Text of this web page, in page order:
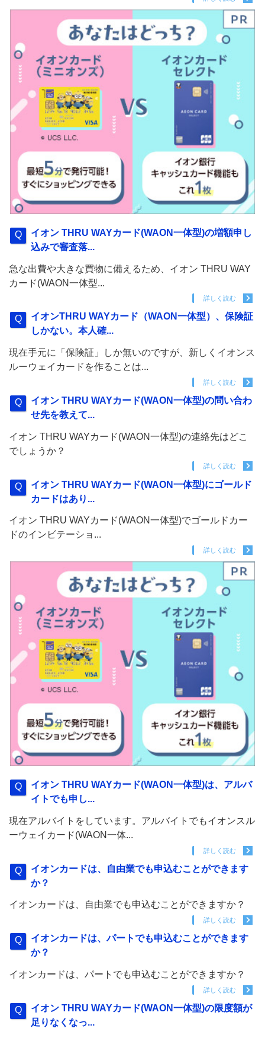
イオン THRU WAYカード(WAON一体型)の増額申し
込みで審査落...
急な出費や大きな買物に備えるため、イオン THRU WAY
カード(WAON一体型...
詳しく読む
イオンTHRU WAYカード（WAON一体型）、保険証
しかない。本人確...
現在手元に「保険証」しか無いのですが、新しくイオンス
ルーウェイカードを作ることは...
詳しく読む
イオン THRU WAYカード(WAON一体型)の問い合わ
せ先を教えて...
イオン THRU WAYカード(WAON一体型)の連絡先はどこ
でしょうか？
詳しく読む
イオン THRU WAYカード(WAON一体型)にゴールド
カードはあり...
イオン THRU WAYカード(WAON一体型)でゴールドカー
ドのインビテーショ...
詳しく読む
イオン THRU WAYカード(WAON一体型)は、アルバ
イトでも申し...
現在アルバイトをしています。アルバイトでもイオンスル
ーウェイカード(WAON一体...
詳しく読む
イオンカードは、自由業でも申込むことができます
か？
イオンカードは、自由業でも申込むことができますか？
詳しく読む
イオンカードは、パートでも申込むことができます
か？
イオンカードは、パートでも申込むことができますか？
詳しく読む
イオン THRU WAYカード(WAON一体型)の限度額が
足りなくなっ...